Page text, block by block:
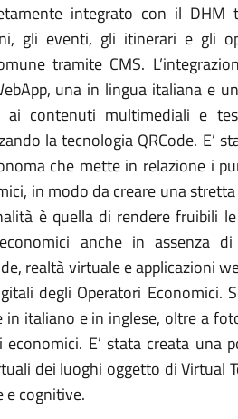
integrato con il DHM
gli eventi, gli itinerari e gli
tramite CMS.
una in lingua italiana e
contenuti multimediali e
la tecnologia QRCode. E’
che mette in relazione i
in modo da creare una
è quella di rendere fruibili
anche in assenza
realtà virtuale e applicazioni
degli Operatori Economici.
italiano e in inglese, oltre a
E’ stata creata una
dei luoghi oggetto di Virtual
e cognitive.